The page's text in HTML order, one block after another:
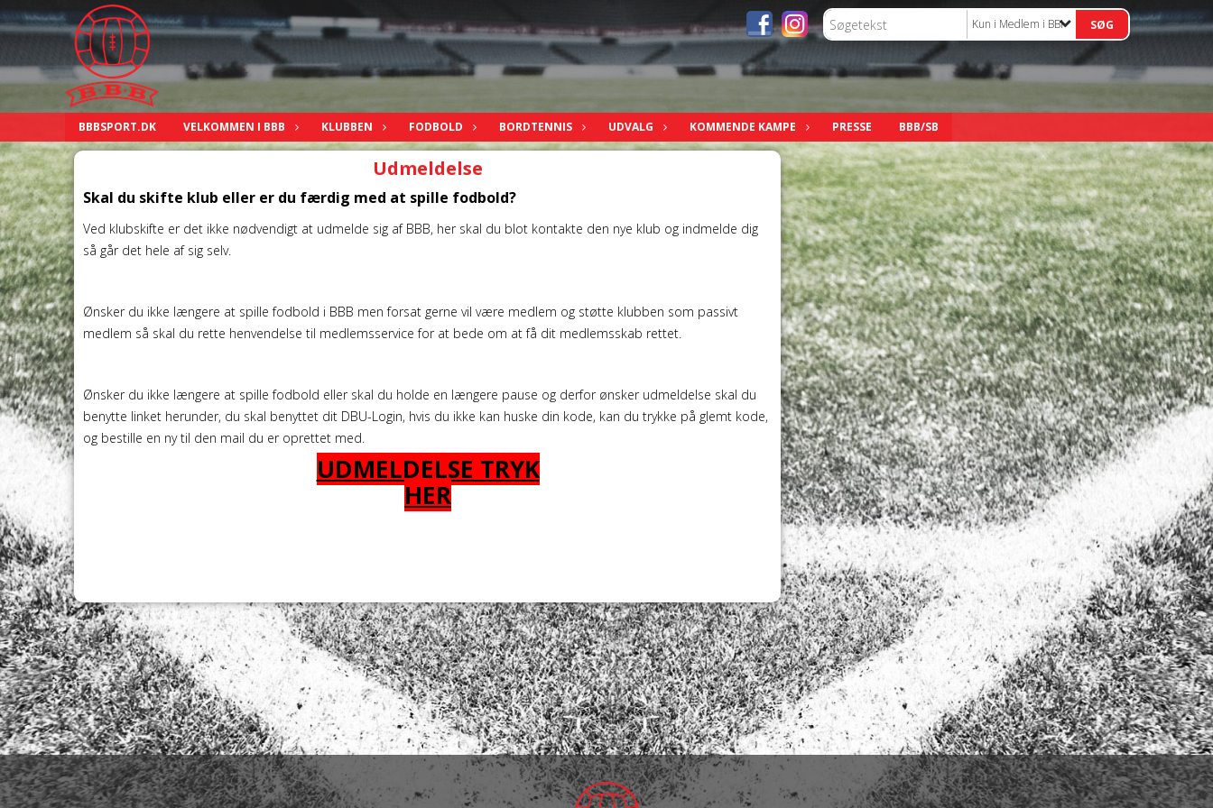
Kun i Medlem i BBB (ikke vist)
BBBSPORT.DK VELKOMMEN I BBB KLUBBEN FODBOLD BORDTENNIS UDVALG KOMMENDE KAMPE PRESSE BBB/SB
Udmeldelse
Skal du skifte klub eller er du færdig med at spille fodbold?
Ved klubskifte er det ikke nødvendigt at udmelde sig af BBB, her skal du blot kontakte den nye klub og indmelde dig
så går det hele af sig selv.
Ønsker du ikke længere at spille fodbold i BBB men forsat gerne vil være medlem og støtte klubben som passivt
medlem så skal du rette henvendelse til medlemsservice for at bede om at få dit medlemsskab rettet.
Ønsker du ikke længere at spille fodbold eller skal du holde en længere pause og derfor ønsker udmeldelse skal du
benytte linket herunder, du skal benyttet dit DBU-Login, hvis du ikke kan huske din kode, kan du trykke på glemt kode,
og bestille en ny til den mail du er oprettet med.
UDMELDELSE TRYK
HER